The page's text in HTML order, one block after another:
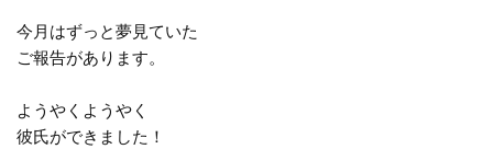
今月はずっと夢見ていた
ご報告があります。
ようやくようやく
彼氏ができました！